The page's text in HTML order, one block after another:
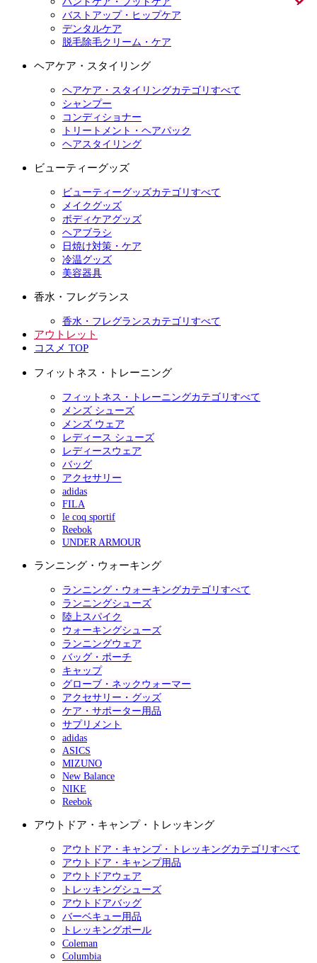
バストアップ・ヒップケア
デンタルケア
脱毛除毛クリーム・ケア
ヘアケア・スタイリング
ヘアケア・スタイリングカテゴリすべて
シャンプー
コンディショナー
トリートメント・ヘアパック
ヘアスタイリング
ビューティーグッズ
ビューティーグッズカテゴリすべて
メイクグッズ
ボディケアグッズ
ヘアブラシ
日焼け対策・ケア
冷温グッズ
美容器具
香水・フレグランス
香水・フレグランスカテゴリすべて
アウトレット
コスメ TOP
フィットネス・トレーニング
フィットネス・トレーニングカテゴリすべて
メンズ シューズ
メンズ ウェア
レディース シューズ
レディースウェア
バッグ
アクセサリー
adidas
FILA
le coq sportif
Reebok
UNDER ARMOUR
ランニング・ウォーキング
ランニング・ウォーキングカテゴリすべて
ランニングシューズ
陸上スパイク
ウォーキングシューズ
ランニングウェア
バッグ・ポーチ
キャップ
グローブ・ネックウォーマー
アクセサリー・グッズ
ケア・サポーター用品
サプリメント
adidas
ASICS
MIZUNO
New Balance
NIKE
Reebok
アウトドア・キャンプ・トレッキング
アウトドア・キャンプ・トレッキングカテゴリすべて
アウトドア・キャンプ用品
アウトドアウェア
トレッキングシューズ
アウトドアバッグ
バーベキュー用品
トレッキングポール
Coleman
Columbia